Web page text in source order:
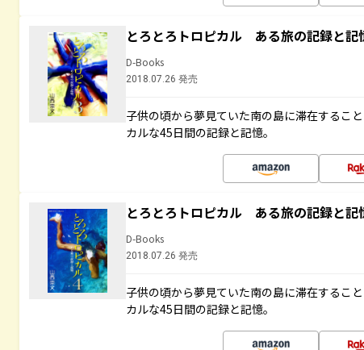
とろとろトロピカル ある旅の記録と
D-Books
2018.07.26 発売
子供の頃から夢見ていた南の島に滞在するこ
カルな45日間の記録と記憶。
とろとろトロピカル ある旅の記録と
D-Books
2018.07.26 発売
子供の頃から夢見ていた南の島に滞在するこ
カルな45日間の記録と記憶。